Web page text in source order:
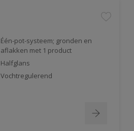
Één-pot-systeem; gronden en
aflakken met 1 product
Halfglans
Vochtregulerend